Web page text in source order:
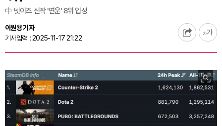
中 넷이즈 신작 '연운' 8위 입성
이원용 기자
기사입력 : 2025-11-17 21:22